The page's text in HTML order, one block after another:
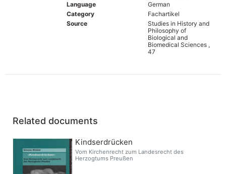
Language
German
Category
Fachartikel
Source
Studies in History and
Philosophy of
Biological and
Biomedical Sciences ,
47
Related documents
Kindserdrücken
Vom Kirchenrecht zum Landesrecht des
Herzogtums Preußen